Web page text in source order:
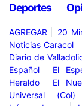
Deportes
AGREGAR 20
Noticias Caracol
Diario de
Español
El
Heraldo
El
Universal (Col)